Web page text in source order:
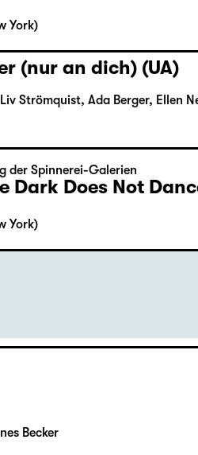
York)
(nur an dich) (UA)
Strömquist, Ada Berger, Ellen
der Spinnerei-Galerien
Dark Does Not
York)
Becker